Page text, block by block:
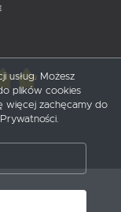
usług. Możesz
plików cookies
więcej zachęcamy do